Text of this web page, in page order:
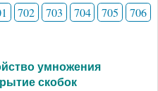
702 703 704 705
706
умножения
скобок